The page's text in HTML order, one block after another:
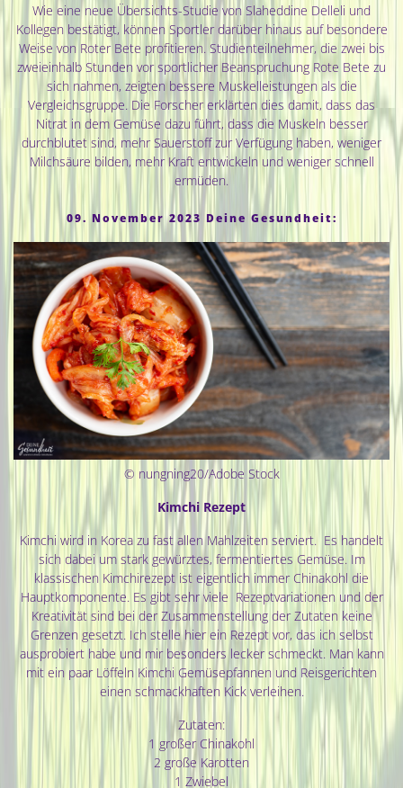
Wie eine neue Übersichts-Studie von Slaheddine Delleli und
Kollegen bestätigt, können Sportler darüber hinaus auf besondere
Weise von Roter Bete profitieren. Studienteilnehmer, die zwei bis
zweieinhalb Stunden vor sportlicher Beanspruchung Rote Bete zu
sich nahmen, zeigten bessere Muskelleistungen als die
Vergleichsgruppe. Die Forscher erklärten dies damit, dass das
Nitrat in dem Gemüse dazu führt, dass die Muskeln besser
durchblutet sind, mehr Sauerstoff zur Verfügung haben, weniger
Milchsäure bilden, mehr Kraft entwickeln und weniger schnell
ermüden.
09. November 2023 Deine Gesundheit:
© nungning20/Adobe Stock
Kimchi Rezept
Kimchi wird in Korea zu fast allen Mahlzeiten serviert. Es handelt
sich dabei um stark gewürztes, fermentiertes Gemüse. Im
klassischen Kimchirezept ist eigentlich immer Chinakohl die
Hauptkomponente. Es gibt sehr viele Rezeptvariationen und der
Kreativität sind bei der Zusammenstellung der Zutaten keine
Grenzen gesetzt. Ich stelle hier ein Rezept vor, das ich selbst
ausprobiert habe und mir besonders lecker schmeckt. Man kann
mit ein paar Löffeln Kimchi Gemüsepfannen und Reisgerichten
einen schmackhaften Kick verleihen.
Zutaten:
1 großer Chinakohl
2 große Karotten
1 Zwiebel